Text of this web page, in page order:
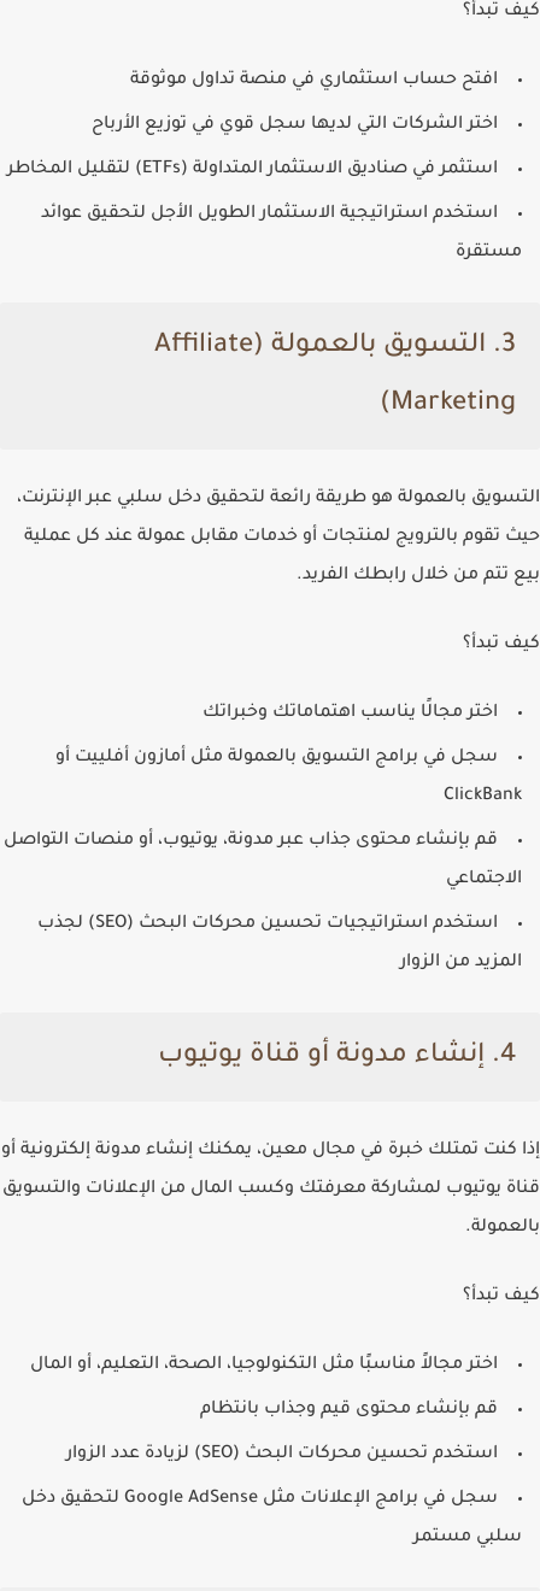
كيف تبدأ؟
افتح حساب استثماري في منصة تداول موثوقة
اختر الشركات التي لديها سجل قوي في توزيع الأرباح
استثمر في صناديق الاستثمار المتداولة (ETFs) لتقليل المخاطر
استخدم استراتيجية الاستثمار الطويل الأجل لتحقيق عوائد
مستقرة
3.
التسويق بالعمولة (Affiliate
Marketing)
التسويق بالعمولة هو طريقة رائعة لتحقيق دخل سلبي عبر الإنترنت،
حيث تقوم بالترويج لمنتجات أو خدمات مقابل عمولة عند كل عملية
بيع تتم من خلال رابطك الفريد.
كيف تبدأ؟
اختر مجالًا يناسب اهتماماتك وخبراتك
سجل في برامج التسويق بالعمولة مثل أمازون أفلييت أو
ClickBank
قم بإنشاء محتوى جذاب عبر مدونة، يوتيوب، أو منصات التواصل
الاجتماعي
استخدم استراتيجيات تحسين محركات البحث (SEO) لجذب
المزيد من الزوار
4. إنشاء مدونة أو قناة يوتيوب
إذا كنت تمتلك خبرة في مجال معين، يمكنك إنشاء مدونة إلكترونية أو
قناة يوتيوب لمشاركة معرفتك وكسب المال من الإعلانات والتسويق
بالعمولة.
كيف تبدأ؟
اختر مجالاً مناسبًا مثل التكنولوجيا، الصحة، التعليم، أو المال
قم بإنشاء محتوى قيم وجذاب بانتظام
استخدم تحسين محركات البحث (SEO) لزيادة عدد الزوار
سجل في برامج الإعلانات مثل Google AdSense لتحقيق دخل
سلبي مستمر